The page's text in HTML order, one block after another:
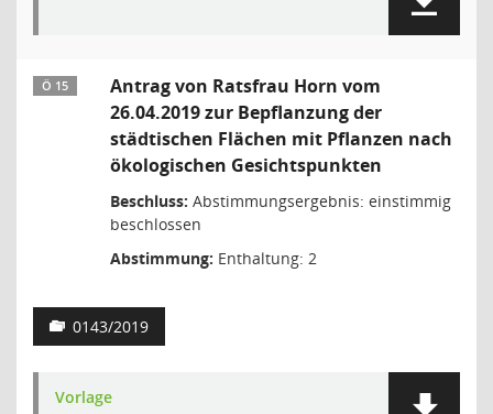
Ö 15
Antrag von Ratsfrau Horn vom
26.04.2019 zur Bepflanzung der
städtischen Flächen mit Pflanzen nach
ökologischen Gesichtspunkten
Beschluss: Abstimmungsergebnis: einstimmig
beschlossen
Abstimmung: Enthaltung: 2
0143/2019
Vorlage